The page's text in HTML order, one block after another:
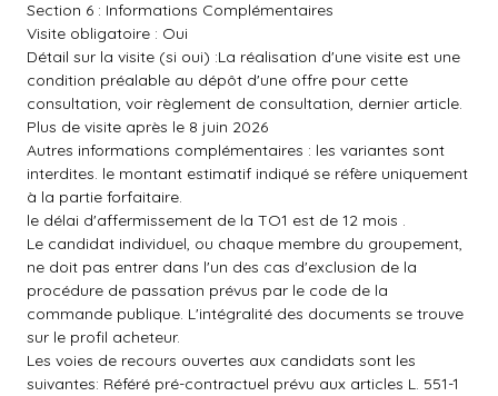
Section 6 : Informations Complémentaires
Visite obligatoire : Oui
Détail sur la visite (si oui) :La réalisation d'une visite est une
condition préalable au dépôt d'une offre pour cette
consultation, voir règlement de consultation, dernier article.
Plus de visite après le 8 juin 2026
Autres informations complémentaires : les variantes sont
interdites. le montant estimatif indiqué se réfère uniquement
à la partie forfaitaire.
le délai d'affermissement de la TO1 est de 12 mois .
Le candidat individuel, ou chaque membre du groupement,
ne doit pas entrer dans l'un des cas d'exclusion de la
procédure de passation prévus par le code de la
commande publique. L'intégralité des documents se trouve
sur le profil acheteur.
Les voies de recours ouvertes aux candidats sont les
suivantes: Référé pré-contractuel prévu aux articles L. 551-1